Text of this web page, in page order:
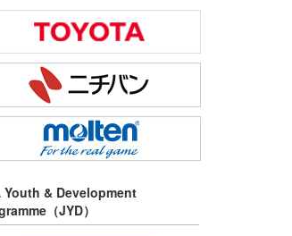
Youth & Development
（JYD）